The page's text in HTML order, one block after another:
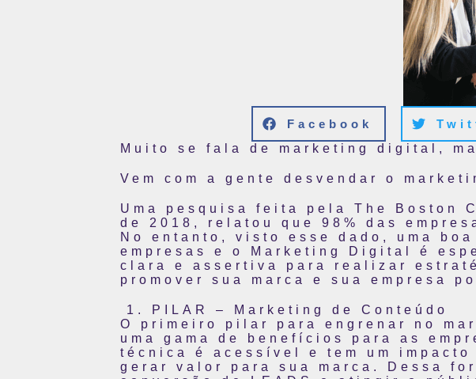
Facebook
Muito se fala de marketing digital,
Vem com a gente desvendar o
Uma pesquisa feita pela The Boston
de 2018, relatou que 98% das
No entanto, visto esse dado, uma
empresas e o Marketing Digital é
clara e assertiva para realizar
promover sua marca e sua empresa
PILAR – Marketing de Conteúdo
O primeiro pilar para engrenar no
uma gama de benefícios para as
técnica é acessível e tem um
gerar valor para sua marca.
Dessa